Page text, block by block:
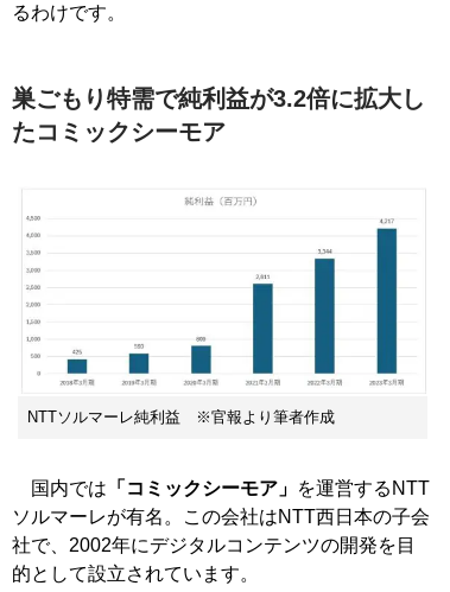
るわけです。
巣ごもり特需で純利益が3.2倍に拡大し
たコミックシーモア
NTTソルマーレ純利益 ※官報より筆者作成
国内では 「コミックシーモア」 を運営するNTT
ソルマーレが有名。この会社はNTT西日本の子会
社で、2002年にデジタルコンテンツの開発を目
的として設立されています。